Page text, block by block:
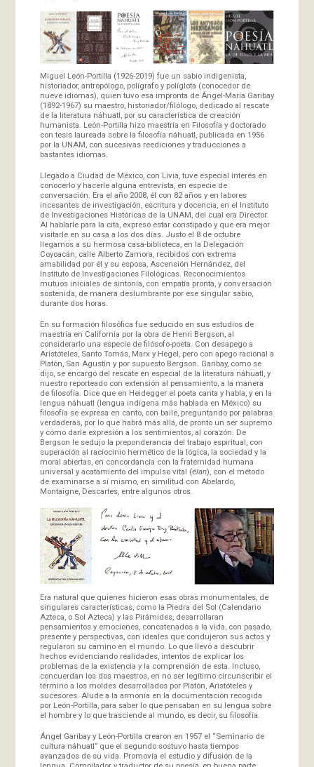
Miguel León-Portilla (1926-2019) fue un sabio indigenista,
historiador, antropólogo, polígrafo y políglota (conocedor de
nueve idiomas), quien tuvo esa impronta de Ángel-María Garibay
(1892-1967) su maestro, historiador/filólogo, dedicado al rescate
de la literatura náhuatl, por su característica de creación
humanista. León-Portilla hizo maestría en Filosofía y doctorado
con tesis laureada sobre la filosofía náhuatl, publicada en 1956
por la UNAM, con sucesivas reediciones y traducciones a
bastantes idiomas.
Llegado a Ciudad de México, con Livia, tuve especial interés en
conocerlo y hacerle alguna entrevista, en especie de
conversación. Era el año 2008, él con 82 años y en labores
incesantes de investigación, escritura y docencia, en el Instituto
de Investigaciones Históricas de la UNAM, del cual era Director.
Al hablarle para la cita, expresó estar constipado y que era mejor
visitarle en su casa a los dos días. Justo el 8 de octubre
llegamos a su hermosa casa-biblioteca, en la Delegación
Coyoacán, calle Alberto Zamora, recibidos con extrema
amabilidad por él y su esposa, Ascensión Hernández, del
Instituto de Investigaciones Filológicas. Reconocimientos
mutuos iniciales de sintonía, con empatía pronta, y conversación
sostenida, de manera deslumbrante por ese singular sabio,
durante dos horas.
En su formación filosófica fue seducido en sus estudios de
maestría en California por la obra de Henri Bergson, al
considerarlo una especie de filósofo-poeta. Con desapego a
Aristóteles, Santo Tomás, Marx y Hegel, pero con apego racional a
Platón, San Agustín y por supuesto Bergson. Garibay, como se
dijo, se encargó del rescate en especial de la literatura náhuatl, y
nuestro reporteado con extensión al pensamiento, a la manera
de filosofía. Dice que en Heidegger el poeta canta y habla, y en la
lengua náhuatl (lengua indígena más hablada en México) su
filosofía se expresa en canto, con baile, preguntando por palabras
verdaderas, por lo que habrá más allá, de pronto un ser supremo
y cómo darle expresión a los sentimientos, al corazón. De
Bergson le sedujo la preponderancia del trabajo espiritual, con
superación al raciocinio hermético de la lógica, la sociedad y la
moral abiertas, en concordancia con la fraternidad humana
universal y acatamiento del impulso vital (élan), con el método
de examinarse a sí mismo, en similitud con Abelardo,
Montaigne, Descartes, entre algunos otros.
Era natural que quienes hicieron esas obras monumentales, de
singulares características, como la Piedra del Sol (Calendario
Azteca, o Sol Azteca) y las Pirámides, desarrollaran
pensamientos y emociones, concatenados a la vida, con pasado,
presente y perspectivas, con ideales que condujeron sus actos y
regularon su camino en el mundo. Lo que llevó a descubrir
hechos evidenciando realidades, intentos de explicar los
problemas de la existencia y la comprensión de esta. Incluso,
concuerdan los dos maestros, en no ser legítimo circunscribir el
término a los moldes desarrollados por Platón, Aristóteles y
sucesores. Alude a la armonía en la documentación recogida
por León-Portilla, para saber lo que pensaban en su lengua sobre
el hombre y lo que trasciende al mundo, es decir, su filosofía.
Ángel Garibay y León-Portilla crearon en 1957 el “Seminario de
cultura náhuatl” que el segundo sostuvo hasta tiempos
avanzados de su vida. Promovía el estudio y difusión de la